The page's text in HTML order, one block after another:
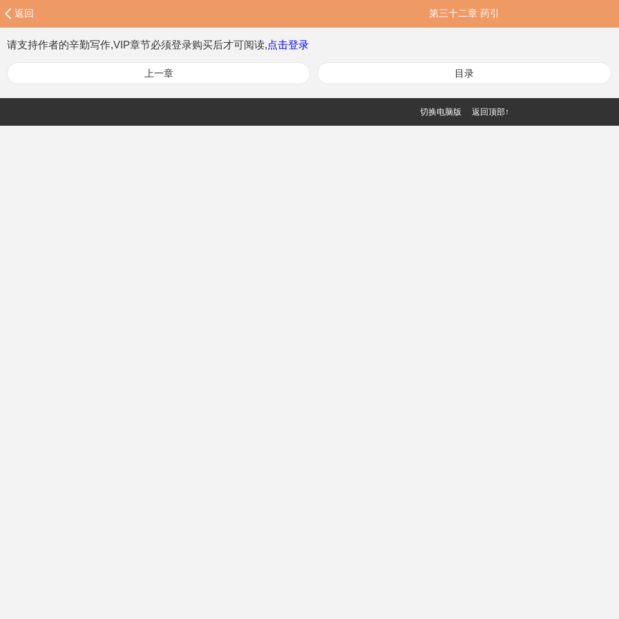
返回 第三十二章 药引
请支持作者的辛勤写作,VIP章节必须登录购买后才可阅读,点击登录
上一章 目录
切换电脑版 返回顶部↑